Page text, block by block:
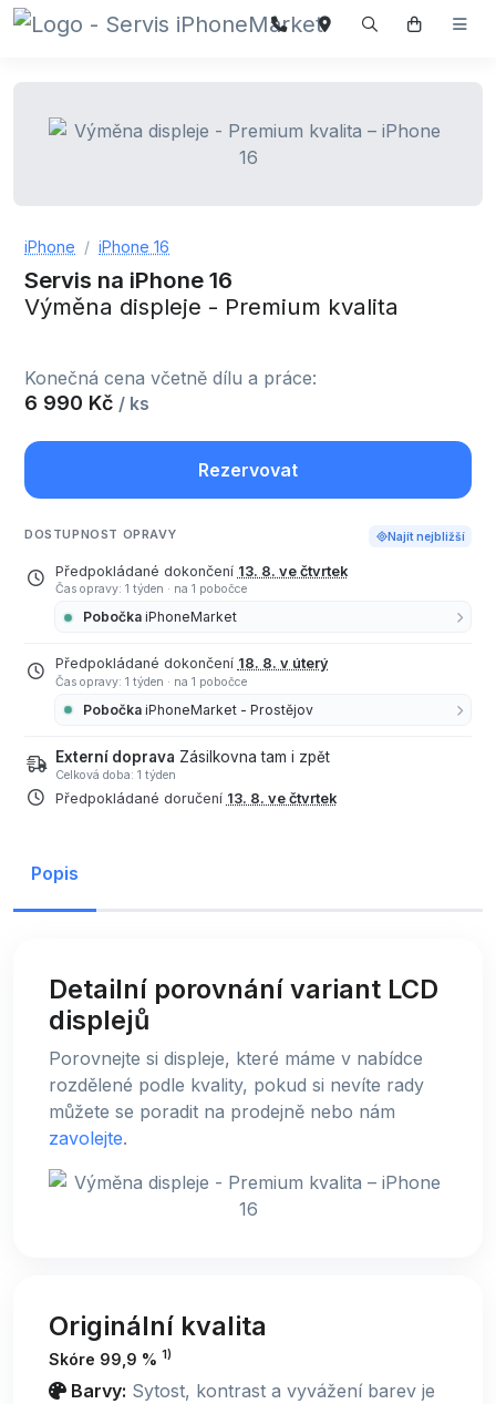
iPhone iPhone 16
Servis na iPhone 16
Výměna displeje - Premium kvalita
Konečná cena včetně dílu a práce:
6 990 Kč / ks
Rezervovat
DOSTUPNOST OPRAVY Najít nejbližší
Předpokládané dokončení 13. 8. ve čtvrtek
Čas opravy: 1 týden · na 1 pobočce
Pobočka iPhoneMarket
Předpokládané dokončení 18. 8. v úterý
Čas opravy: 1 týden · na 1 pobočce
Pobočka iPhoneMarket - Prostějov
Externí doprava Zásilkovna tam i zpět
Celková doba: 1 týden
Předpokládané doručení 13. 8. ve čtvrtek
Popis
Detailní porovnání variant LCD
displejů
Porovnejte si displeje, které máme v nabídce
rozdělené podle kvality, pokud si nevíte rady
můžete se poradit na prodejně nebo nám
zavolejte.
Originální kvalita
Skóre 99,9 % 1)
Barvy: Sytost, kontrast a vyvážení barev je